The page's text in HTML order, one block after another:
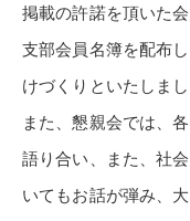
掲載の許諾を頂いた
支部会員名簿を配布
けづくりといたしまし
また、懇親会では、
語り合い、また、社
いてもお話が弾み、